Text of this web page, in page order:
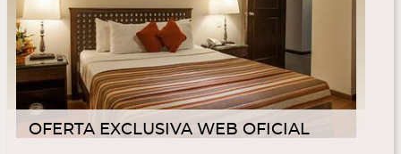
desdeUS$131 por noche